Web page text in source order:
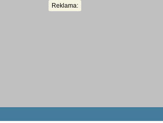
Reklama: